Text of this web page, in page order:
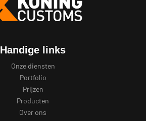
Handige links
Onze diensten
Portfolio
Prijzen
Producten
Over ons